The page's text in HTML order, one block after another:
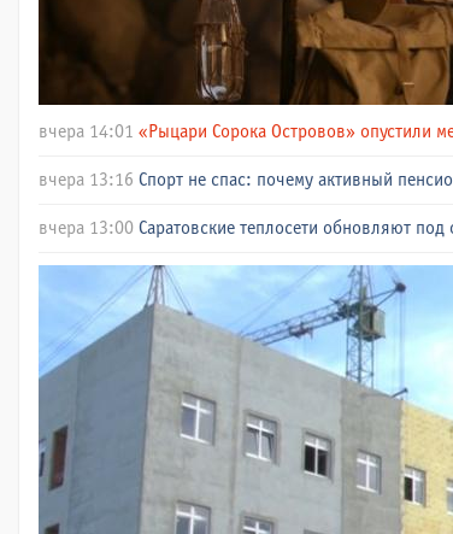
вчера 14:01 «Рыцари Сорока Островов» опустили
вчера 13:16 Спорт не спас: почему активный
вчера 13:00 Саратовские теплосети обновляют